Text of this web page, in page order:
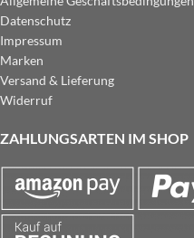
Datenschutz
Impressum
Marken
Versand & Lieferung
Widerruf
ZAHLUNGSARTEN IM SHOP